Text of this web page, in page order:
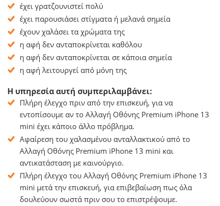
έχει γρατζουνιστεί πολύ
έχει παρουσιάσει στίγματα ή μελανά σημεία
έχουν χαλάσει τα χρώματα της
η αφή δεν ανταποκρίνεται καθόλου
η αφή δεν ανταποκρίνεται σε κάποια σημεία
η αφή λειτουργεί από μόνη της
Η υπηρεσία αυτή συμπεριλαμβάνει:
Πλήρη έλεγχο πριν από την επισκευή, για να
εντοπίσουμε αν το Αλλαγή Οθόνης Premium iPhone 13
mini έχει κάποιο άλλο πρόβλημα.
Αφαίρεση του χαλασμένου ανταλλακτικού από το
Αλλαγή Οθόνης Premium iPhone 13 mini και
αντικατάσταση με καινούργιο.
Πλήρη έλεγχο του Αλλαγή Οθόνης Premium iPhone 13
mini μετά την επισκευή, για επιβεβαίωση πως όλα
δουλεύουν σωστά πριν σου το επιστρέψουμε.